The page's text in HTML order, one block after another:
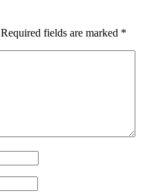
Required fields are marked *